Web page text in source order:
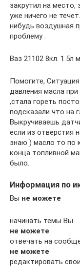
закрутил на
уже ничего не
нибудь воздушная
проблему .
Ваз 21102 8кл. 1.5л
Помогите,
давления масла
,стала гореть
подсказали что на
Выкручиваешь
если из отверстия
знаю ) масло то по
конца топливной
было.
Информация по
Вы не можете
начинать темы Вы
не можете
отвечать на
не можете
редактировать